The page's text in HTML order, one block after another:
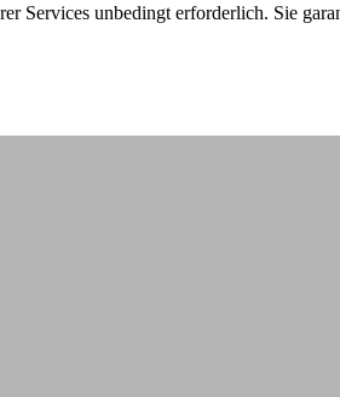
Services unbedingt erforderlich. Sie